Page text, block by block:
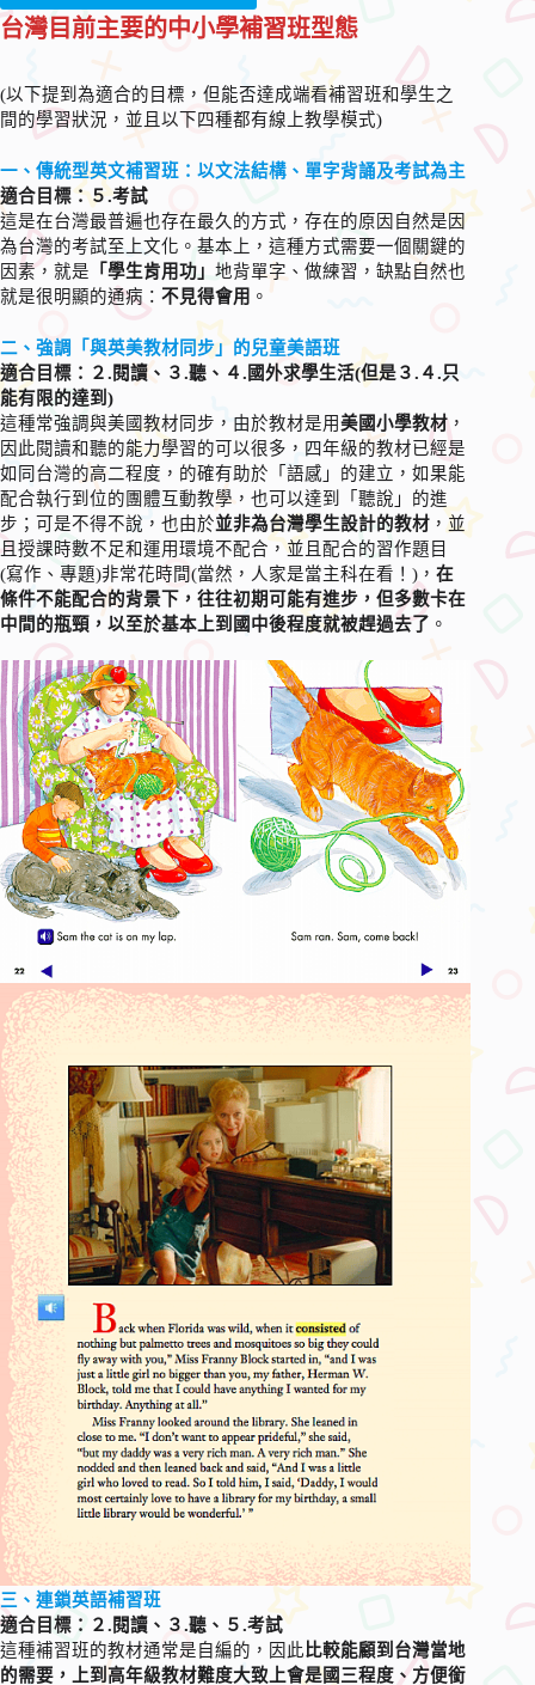
台灣目前主要的中小學補習班型態
(以下提到為適合的目標，但能否達成端看補習班和學生之
間的學習狀況，並且以下四種都有線上教學模式)
一、傳統型英文補習班：以文法結構、單字背誦及考試為主
適合目標：５.考試
這是在台灣最普遍也存在最久的方式，存在的原因自然是因
為台灣的考試至上文化。基本上，這種方式需要一個關鍵的
因素，就是 「學生肯用功」 地背單字、做練習，缺點自然也
就是很明顯的通病： 不見得會用 。
二、強調「與英美教材同步」的兒童美語班
適合目標：２.閱讀、３.聽、４.國外求學生活(但是３.４.只
能有限的達到)
這種常強調與美國教材同步，由於教材是用美國小學教材 ，
因此閱讀和聽的能力學習的可以很多，四年級的教材已經是
如同台灣的高二程度，的確有助於「語感」的建立，如果能
配合執行到位的團體互動教學，也可以達到「聽說」的進
步；可是不得不說，也由於並非為台灣學生設計的教材 ，並
且授課時數不足和運用環境不配合，並且配合的習作題目
(寫作、專題)非常花時間(當然，人家是當主科在看！)， 在
條件不能配合的背景下，往往初期可能有進步，但多數卡在
中間的瓶頸，以至於基本上到國中後程度就被趕過去了 。
三、連鎖英語補習班
適合目標：２.閱讀、３.聽、５.考試
這種補習班的教材通常是自編的，因此 比較能顧到台灣當地
的需要，上到高年級教材難度大致上會是國三程度、方便銜